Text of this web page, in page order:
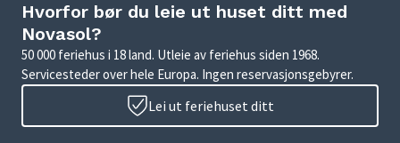
Hvorfor bør du leie ut huset ditt med
Novasol?
50 000 feriehus i 18 land. Utleie av feriehus siden 1968.
Servicesteder over hele Europa. Ingen reservasjonsgebyrer.
Lei ut feriehuset ditt